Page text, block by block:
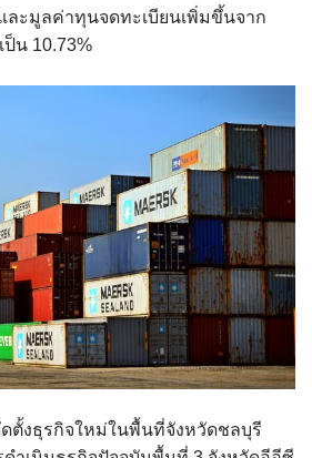
ละมูลค่าทุนจดทะเบียนเพิ่มขึ้นจาก
น 10.73%
ดตั้งธุรกิจใหม่ในพื้นที่จังหวัดชลบุรี